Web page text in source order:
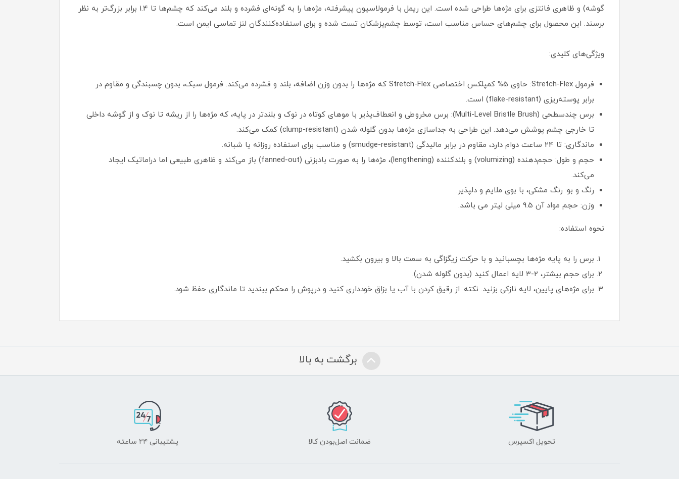
گوشه) و ظاهری فانتزی برای مژه‌ها طراحی شده است. این ریمل با فرمولاسیون پیشرفته، مژه‌ها را به گونه‌ای فشرده و بلند می‌کند که چشم‌ها تا 1.4 برابر بزرگ‌تر به نظر
برسند. این محصول برای چشم‌های حساس مناسب است، توسط چشم‌پزشکان تست شده و برای استفاده‌کنندگان لنز تماسی ایمن است.
ویژگی‌های کلیدی:
فرمول Stretch-Flex: حاوی 5% کمپلکس اختصاصی Stretch-Flex که مژه‌ها را بدون وزن اضافه، بلند و فشرده می‌کند. فرمول سبک، بدون چسبندگی و مقاوم در
برابر پوسته‌ریزی (flake-resistant) است.
برس چندسطحی (Multi-Level Bristle Brush): برس مخروطی و انعطاف‌پذیر با موهای کوتاه در نوک و بلندتر در پایه، که مژه‌ها را از ریشه تا نوک و از گوشه داخلی
تا خارجی چشم پوشش می‌دهد. این طراحی به جداسازی مژه‌ها بدون گلوله شدن (clump-resistant) کمک می‌کند.
ماندگاری: تا 24 ساعت دوام دارد، مقاوم در برابر مالیدگی (smudge-resistant) و مناسب برای استفاده روزانه یا شبانه.
حجم و طول: حجم‌دهنده (volumizing) و بلندکننده (lengthening)، مژه‌ها را به صورت بادبزنی (fanned-out) باز می‌کند و ظاهری طبیعی اما دراماتیک ایجاد
می‌کند.
رنگ و بو: رنگ مشکی، با بوی ملایم و دلپذیر.
وزن: حجم مواد آن 9.5 میلی لیتر می باشد.
نحوه استفاده:
برس را به پایه مژه‌ها بچسبانید و با حرکت زیگزاگی به سمت بالا و بیرون بکشید.
برای حجم بیشتر، 2-3 لایه اعمال کنید (بدون گلوله شدن).
برای مژه‌های پایین، لایه نازکی بزنید. نکته: از رقیق کردن با آب یا بزاق خودداری کنید و درپوش را محکم ببندید تا ماندگاری حفظ شود.
برگشت به بالا
تحویل اکسپرس ضمانت اصل‌بودن کالا پشتیبانی ۲۴ ساعته